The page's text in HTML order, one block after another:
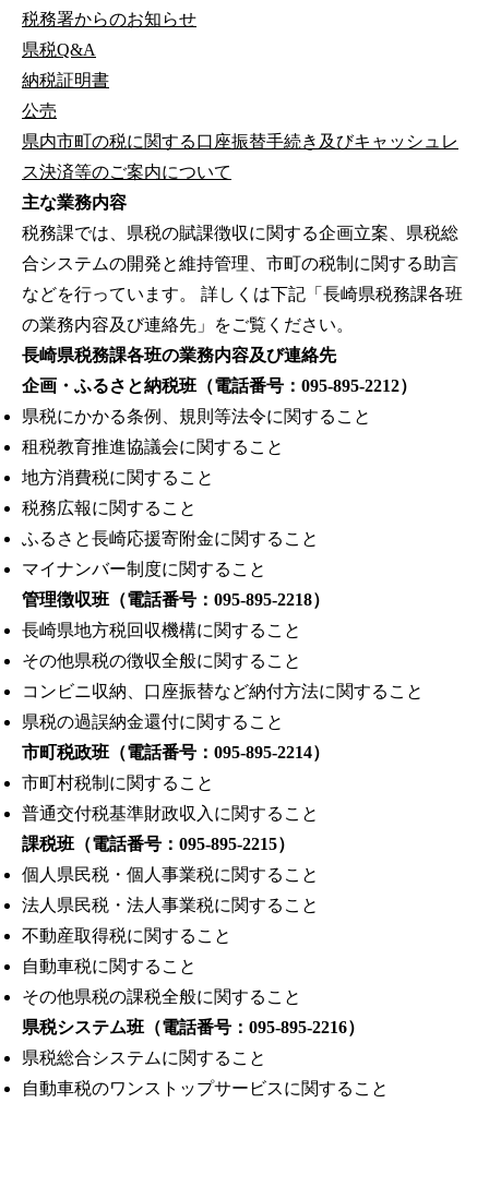
税務署からのお知らせ
県税Q&A
納税証明書
公売
県内市町の税に関する口座振替手続き及びキャッシュレ
ス決済等のご案内について
主な業務内容
税務課では、県税の賦課徴収に関する企画立案、県税総
合システムの開発と維持管理、市町の税制に関する助言
などを行っています。 詳しくは下記「長崎県税務課各班
の業務内容及び連絡先」をご覧ください。
長崎県税務課各班の業務内容及び連絡先
企画・ふるさと納税班（電話番号：095-895-2212）
県税にかかる条例、規則等法令に関すること
租税教育推進協議会に関すること
地方消費税に関すること
税務広報に関すること
ふるさと長崎応援寄附金に関すること
マイナンバー制度に関すること
管理徴収班（電話番号：095-895-2218）
長崎県地方税回収機構に関すること
その他県税の徴収全般に関すること
コンビニ収納、口座振替など納付方法に関すること
県税の過誤納金還付に関すること
市町税政班（電話番号：095-895-2214）
市町村税制に関すること
普通交付税基準財政収入に関すること
課税班（電話番号：095-895-2215）
個人県民税・個人事業税に関すること
法人県民税・法人事業税に関すること
不動産取得税に関すること
自動車税に関すること
その他県税の課税全般に関すること
県税システム班（電話番号：095-895-2216）
県税総合システムに関すること
自動車税のワンストップサービスに関すること